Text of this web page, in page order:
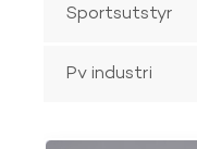
Sportsutstyr
Pv industri